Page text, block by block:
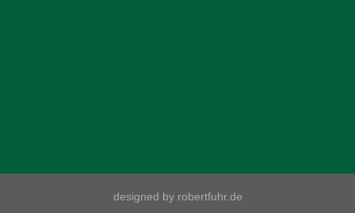
designed by robertfuhr.de